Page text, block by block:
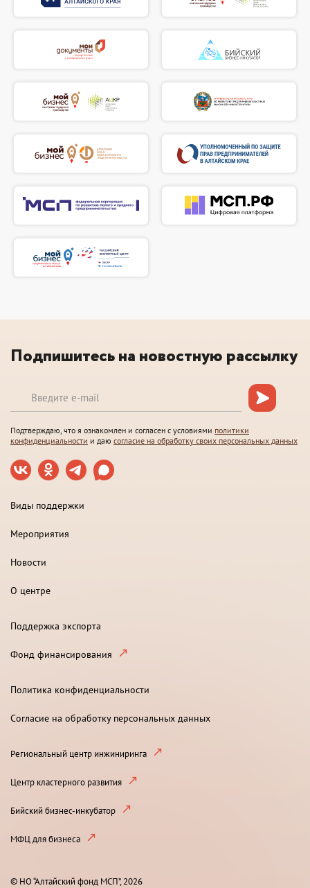
Подпишитесь на новостную рассылку
Подтверждаю, что я ознакомлен и согласен с условиями политики
конфиденциальности и даю согласие на обработку своих персональных данных
Виды поддержки
Мероприятия
Новости
О центре
Поддержка экспорта
Фонд финансирования
Политика конфиденциальности
Согласие на обработку персональных данных
Региональный центр инжиниринга
Центр кластерного развития
Бийский бизнес-инкубатор
МФЦ для бизнеса
© НО “Алтайский фонд МСП”, 2026